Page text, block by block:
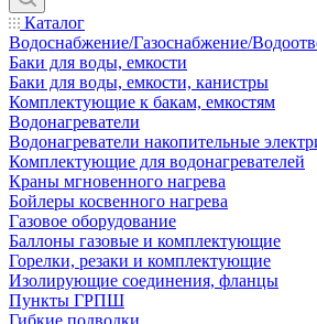
Каталог
Водоснабжение/Газоснабжение/
Баки для воды, емкости
Баки для воды, емкости, канистры
Комплектующие к бакам, емкостям
Водонагреватели
Водонагреватели накопительные
Комплектующие для водонагревателей
Краны мгновенного нагрева
Бойлеры косвенного нагрева
Газовое оборудование
Баллоны газовые и комплектующие
Горелки, резаки и комплектующие
Изолирующие соединения, фланцы
Пункты ГРПШ
Гибкие подводки